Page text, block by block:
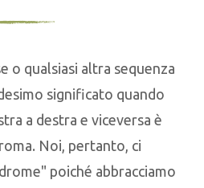
o qualsiasi altra sequenza
significato quando
a destra e viceversa è
Noi, pertanto, ci
poiché abbracciamo